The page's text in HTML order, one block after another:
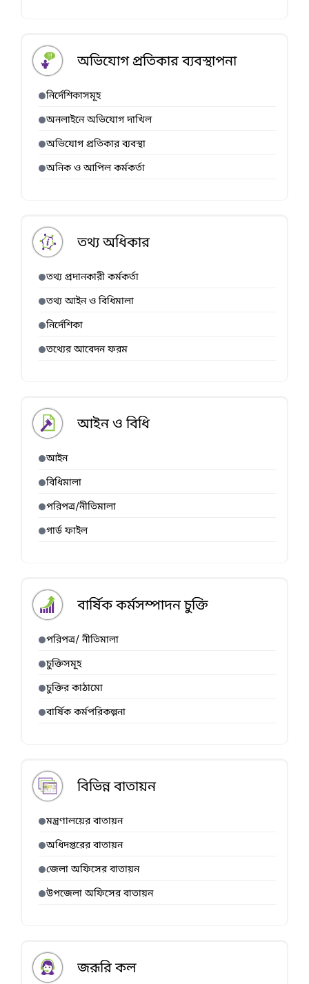
অভিযোগ প্রতিকার ব্যবস্থাপনা
নির্দেশিকাসমূহ
অনলাইনে অভিযোগ দাখিল
অভিযোগ প্রতিকার ব্যবস্থা
অনিক ও আপিল কর্মকর্তা
তথ্য অধিকার
তথ্য প্রদানকারী কর্মকর্তা
তথ্য আইন ও বিধিমালা
নির্দেশিকা
তথ্যের আবেদন ফরম
আইন ও বিধি
আইন
বিধিমালা
পরিপত্র/নীতিমালা
গার্ড ফাইল
বার্ষিক কর্মসম্পাদন চুক্তি
পরিপত্র/ নীতিমালা
চুক্তিসমূহ
চুক্তির কাঠামো
বার্ষিক কর্মপরিকল্পনা
বিভিন্ন বাতায়ন
মন্ত্রণালয়ের বাতায়ন
অধিদপ্তরের বাতায়ন
জেলা অফিসের বাতায়ন
উপজেলা অফিসের বাতায়ন
জরূরি কল